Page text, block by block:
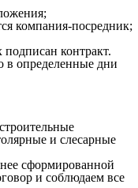
компания-посредник;
контракт.
в определенные дни
и слесарные
сформированной
и соблюдаем все